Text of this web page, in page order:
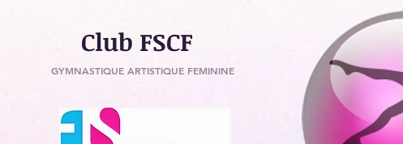
Club ​FSCF
GYMNASTIQUE ARTISTIQUE FEMININE